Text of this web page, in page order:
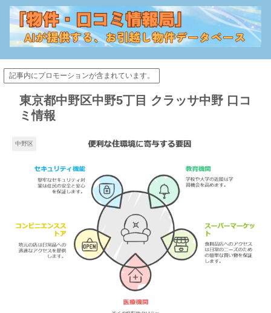
記事内にプロモーションが含まれています。
東京都中野区中野5丁目 クラッサ中野 口コ
ミ情報
中野区